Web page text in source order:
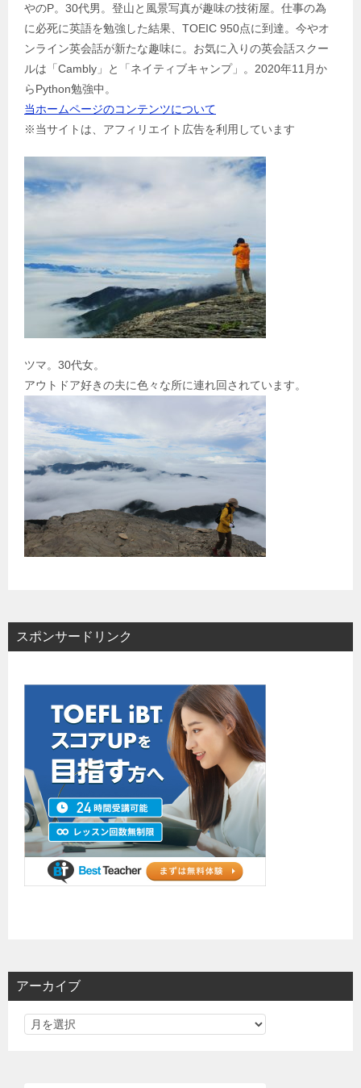
やのP。30代男。登山と風景写真が趣味の技術屋。仕事の為
に必死に英語を勉強した結果、TOEIC 950点に到達。今やオ
ンライン英会話が新たな趣味に。お気に入りの英会話スクー
ルは「Cambly」と「ネイティブキャンプ」。2020年11月か
らPython勉強中。
当ホームページのコンテンツについて
※当サイトは、アフィリエイト広告を利用しています
ツマ。30代女。
アウトドア好きの夫に色々な所に連れ回されています。
スポンサードリンク
アーカイブ